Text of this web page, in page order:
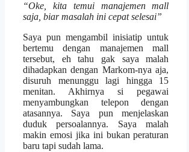
“Oke, kita temui manajemen mall
saja, biar masalah ini cepat selesai”
Saya pun mengambil inisiatip untuk
bertemu dengan manajemen mall
tersebut, eh tahu gak saya malah
dihadapkan dengan Markom-nya aja,
disuruh menunggu lagi hingga 15
menitan. Akhirnya si pegawai
menyambungkan telepon dengan
atasannya. Saya pun menjelaskan
duduk persoalannya. Saya malah
makin emosi jika ini bukan peraturan
baru tapi sudah lama.